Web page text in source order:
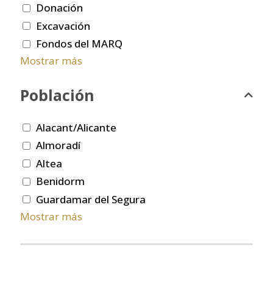
Donación
Excavación
Fondos del MARQ
Mostrar más
Población
Alacant/Alicante
Almoradí
Altea
Benidorm
Guardamar del Segura
Mostrar más